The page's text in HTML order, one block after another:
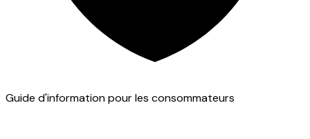
Guide d'information pour les consommateurs